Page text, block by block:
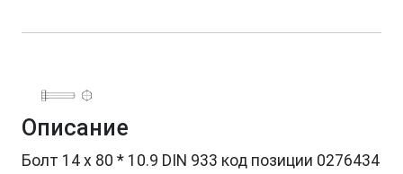
Описание
Болт 14 х 80 * 10.9 DIN 933 код позиции 0276434